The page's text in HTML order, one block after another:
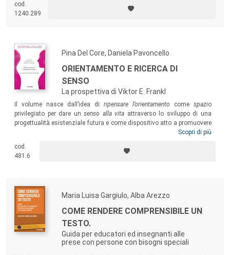
cod.
1240.289
Pina Del Core, Daniela Pavoncello
ORIENTAMENTO E RICERCA DI
SENSO
La prospettiva di Viktor E. Frankl
Il volume nasce dall’idea di ripensare l’orientamento come spazio
privilegiato per dare unsenso alla vita attraverso lo sviluppo di una
progettualità esistenziale futura e come dispositivo atto a promuovere
la ricerca di senso alla luce della logoterapia di V.E. Frankl. Il testo si
insegnanti, studenti universitari e quanti operano nel campo
dell’educazione e della formazione.
Scopri di più
cod.
481.6
Maria Luisa Gargiulo, Alba Arezzo
COME RENDERE COMPRENSIBILE UN
TESTO.
Guida per educatori ed insegnanti alle
prese con persone con bisogni speciali